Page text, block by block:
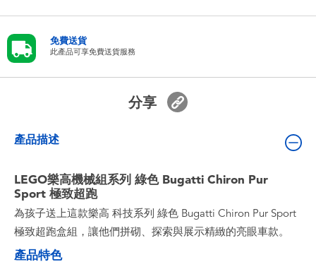
人氣角色
生活精品
免費送貨
此產品可享免費送貨服務
分享
產品描述
LEGO樂高機械組系列 綠色 Bugatti Chiron Pur
Sport 極致超跑
為孩子送上這款樂高 科技系列 綠色 Bugatti Chiron Pur Sport
極致超跑盒組，讓他們拼砌、探索與展示精緻的亮眼車款。
產品特色